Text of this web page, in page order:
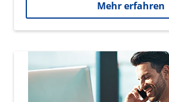
Mehr erfahren